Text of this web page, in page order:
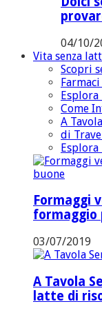
04/10/
Vita senza
Scopri
Esplora
Come
A
di
Formaggi
formaggio
03/07/2019
A Tavola
latte di